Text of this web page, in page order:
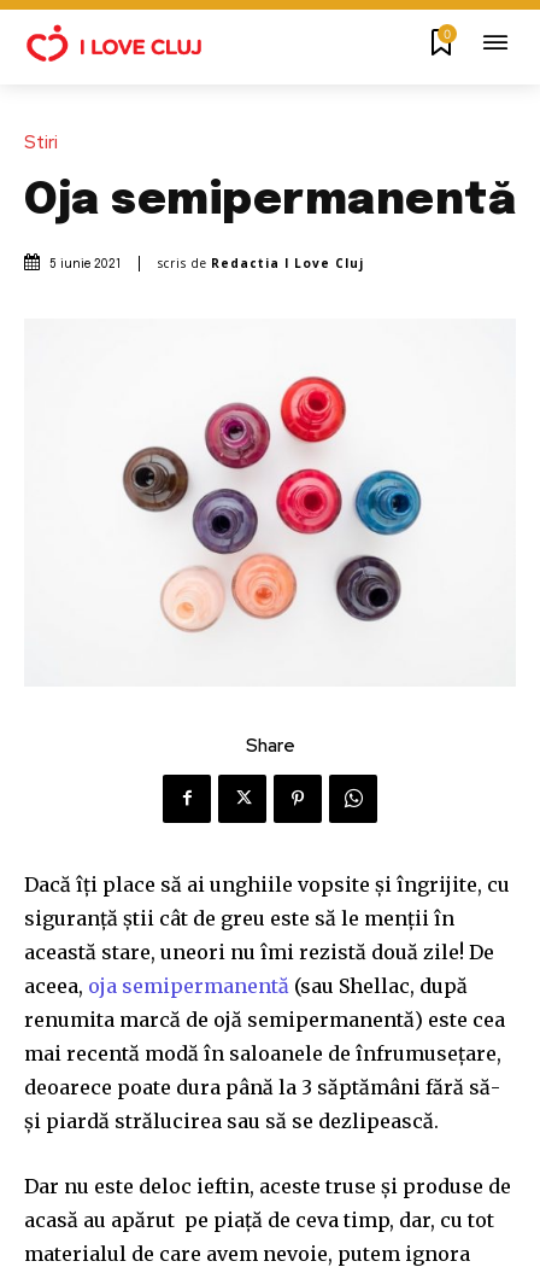
0
Stiri
Oja semipermanentă
5 iunie 2021 scris de Redactia I Love Cluj
Share
Dacă îți place să ai unghiile vopsite și îngrijite, cu
siguranță știi cât de greu este să le menţii în
această stare, uneori nu îmi rezistă două zile! De
aceea, oja semipermanentă (sau Shellac, după
renumita marcă de ojă semipermanentă) este cea
mai recentă modă în saloanele de înfrumusețare,
deoarece poate dura până la 3 săptămâni fără să-
și piardă strălucirea sau să se dezlipească.
Dar nu este deloc ieftin, aceste truse și produse de
acasă au apărut pe piață de ceva timp, dar, cu tot
materialul de care avem nevoie, putem ignora